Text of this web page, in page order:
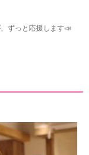
ずっと応援します📣